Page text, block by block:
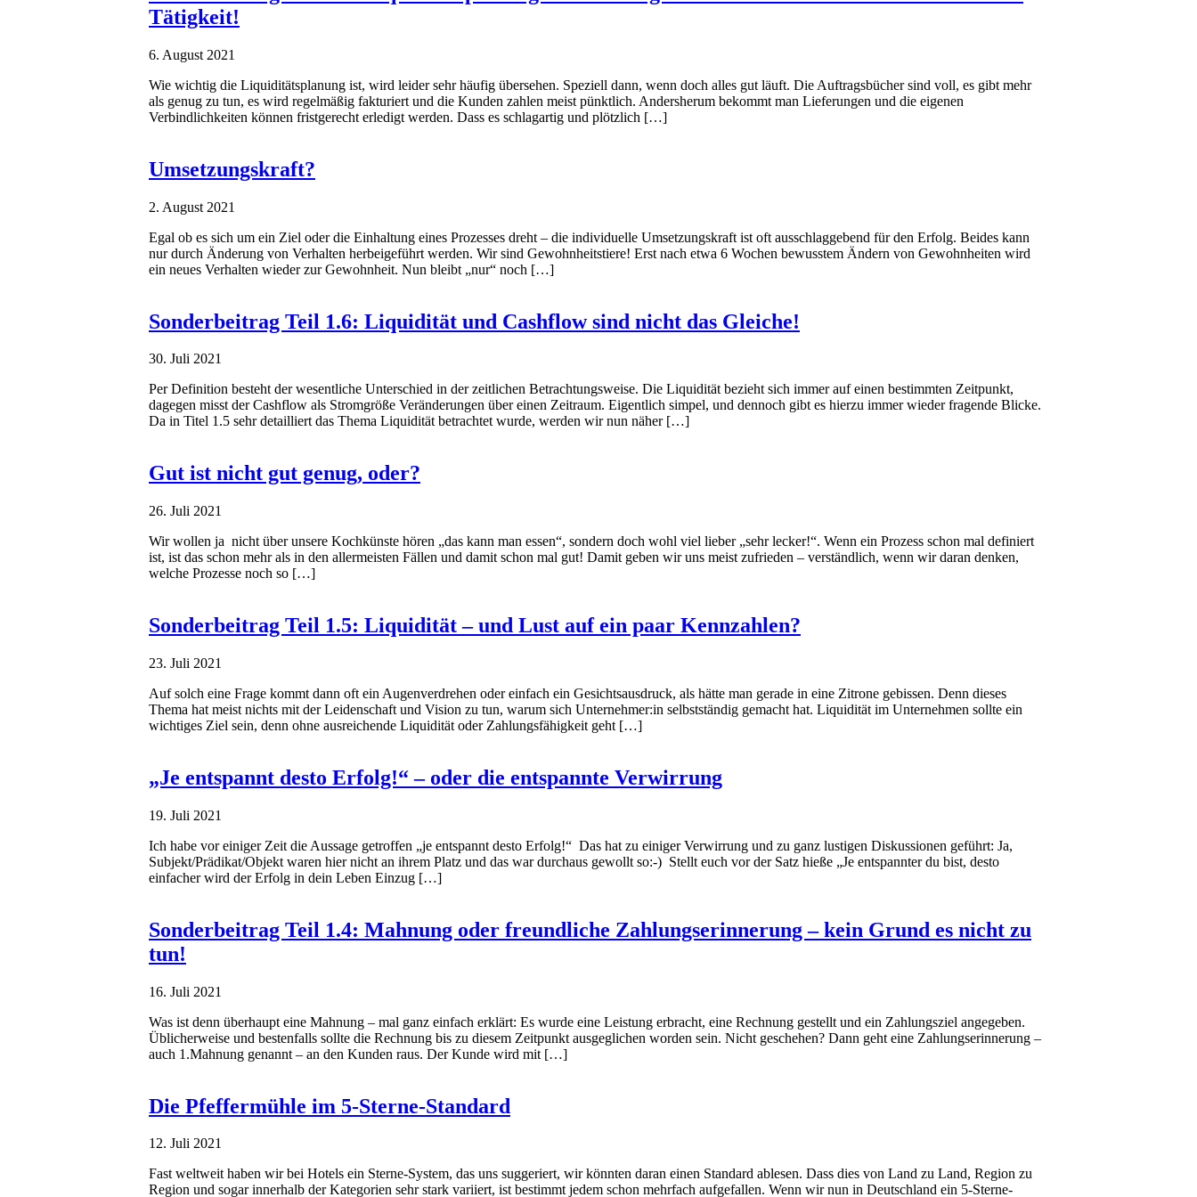
Tätigkeit!
6. August 2021
Wie wichtig die Liquiditätsplanung ist, wird leider sehr häufig übersehen. Speziell dann, wenn doch alles gut läuft. Die Auftragsbücher sind voll, es gibt mehr
als genug zu tun, es wird regelmäßig fakturiert und die Kunden zahlen meist pünktlich. Andersherum bekommt man Lieferungen und die eigenen
Verbindlichkeiten können fristgerecht erledigt werden. Dass es schlagartig und plötzlich […]
Umsetzungskraft?
2. August 2021
Egal ob es sich um ein Ziel oder die Einhaltung eines Prozesses dreht – die individuelle Umsetzungskraft ist oft ausschlaggebend für den Erfolg. Beides kann
nur durch Änderung von Verhalten herbeigeführt werden. Wir sind Gewohnheitstiere! Erst nach etwa 6 Wochen bewusstem Ändern von Gewohnheiten wird
ein neues Verhalten wieder zur Gewohnheit. Nun bleibt „nur“ noch […]
Sonderbeitrag Teil 1.6: Liquidität und Cashflow sind nicht das Gleiche!
30. Juli 2021
Per Definition besteht der wesentliche Unterschied in der zeitlichen Betrachtungsweise. Die Liquidität bezieht sich immer auf einen bestimmten Zeitpunkt,
dagegen misst der Cashflow als Stromgröße Veränderungen über einen Zeitraum. Eigentlich simpel, und dennoch gibt es hierzu immer wieder fragende Blicke.
Da in Titel 1.5 sehr detailliert das Thema Liquidität betrachtet wurde, werden wir nun näher […]
Gut ist nicht gut genug, oder?
26. Juli 2021
Wir wollen ja nicht über unsere Kochkünste hören „das kann man essen“, sondern doch wohl viel lieber „sehr lecker!“. Wenn ein Prozess schon mal definiert
ist, ist das schon mehr als in den allermeisten Fällen und damit schon mal gut! Damit geben wir uns meist zufrieden – verständlich, wenn wir daran denken,
welche Prozesse noch so […]
Sonderbeitrag Teil 1.5: Liquidität – und Lust auf ein paar Kennzahlen?
23. Juli 2021
Auf solch eine Frage kommt dann oft ein Augenverdrehen oder einfach ein Gesichtsausdruck, als hätte man gerade in eine Zitrone gebissen. Denn dieses
Thema hat meist nichts mit der Leidenschaft und Vision zu tun, warum sich Unternehmer:in selbstständig gemacht hat. Liquidität im Unternehmen sollte ein
wichtiges Ziel sein, denn ohne ausreichende Liquidität oder Zahlungsfähigkeit geht […]
„Je entspannt desto Erfolg!“ – oder die entspannte Verwirrung
19. Juli 2021
Ich habe vor einiger Zeit die Aussage getroffen „je entspannt desto Erfolg!“ Das hat zu einiger Verwirrung und zu ganz lustigen Diskussionen geführt: Ja,
Subjekt/Prädikat/Objekt waren hier nicht an ihrem Platz und das war durchaus gewollt so:-) Stellt euch vor der Satz hieße „Je entspannter du bist, desto
einfacher wird der Erfolg in dein Leben Einzug […]
Sonderbeitrag Teil 1.4: Mahnung oder freundliche Zahlungserinnerung – kein Grund es nicht zu
tun!
16. Juli 2021
Was ist denn überhaupt eine Mahnung – mal ganz einfach erklärt: Es wurde eine Leistung erbracht, eine Rechnung gestellt und ein Zahlungsziel angegeben.
Üblicherweise und bestenfalls sollte die Rechnung bis zu diesem Zeitpunkt ausgeglichen worden sein. Nicht geschehen? Dann geht eine Zahlungserinnerung –
auch 1.Mahnung genannt – an den Kunden raus. Der Kunde wird mit […]
Die Pfeffermühle im 5-Sterne-Standard
12. Juli 2021
Fast weltweit haben wir bei Hotels ein Sterne-System, das uns suggeriert, wir könnten daran einen Standard ablesen. Dass dies von Land zu Land, Region zu
Region und sogar innerhalb der Kategorien sehr stark variiert, ist bestimmt jedem schon mehrfach aufgefallen. Wenn wir nun in Deutschland ein 5-Sterne-